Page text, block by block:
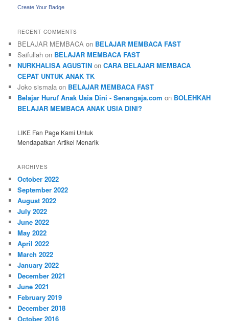
Create Your Badge
RECENT COMMENTS
BELAJAR MEMBACA on BELAJAR MEMBACA FAST
Saifullah on BELAJAR MEMBACA FAST
NURKHALISA AGUSTIN onCARA BELAJAR MEMBACA
CEPAT UNTUK ANAK TK
Joko sismala on BELAJAR MEMBACA FAST
Belajar Huruf Anak Usia Dini - Senangaja.com on BOLEHKAH
BELAJAR MEMBACA ANAK USIA DINI?
LIKE Fan Page Kami Untuk
Mendapatkan Artikel Menarik
ARCHIVES
October 2022
September 2022
August 2022
July 2022
June 2022
May 2022
April 2022
March 2022
January 2022
December 2021
June 2021
February 2019
December 2018
October 2016